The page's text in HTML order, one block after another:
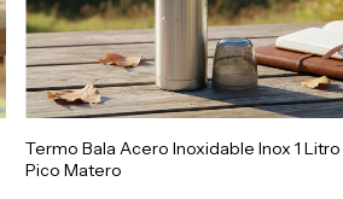
Termo Bala Acero Inoxidable Inox 1 Litro
Pico Matero